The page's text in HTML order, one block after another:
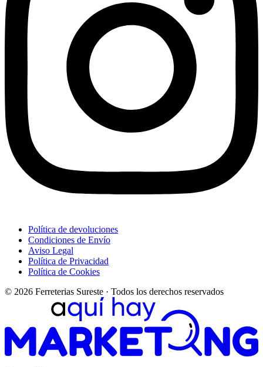
Política de devoluciones
Condiciones de Envío
Aviso Legal
Política de Privacidad
Política de Cookies
© 2026 Ferreterias Sureste · Todos los derechos reservados